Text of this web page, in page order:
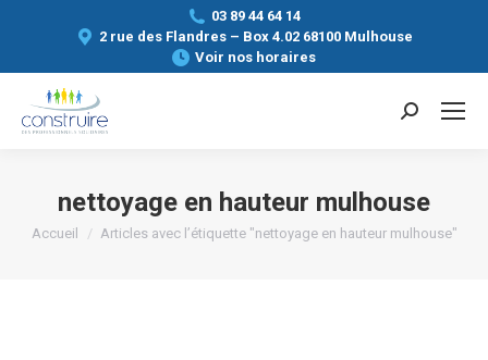
03 89 44 64 14
2 rue des Flandres – Box 4.02 68100 Mulhouse
Voir nos horaires
Search:
nettoyage en hauteur mulhouse
Vous êtes ici :
Accueil Articles avec l’étiquette "nettoyage en hauteur mulhouse"